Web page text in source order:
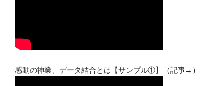
感動の神業、データ結合とは【サンプル①】 （記事→）